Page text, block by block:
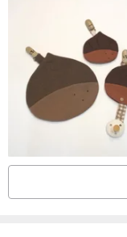
1- 使用過後若有髒污
自然風乾。不可機洗
2- 照相及螢幕色差無
3- 館內所有布類作品(